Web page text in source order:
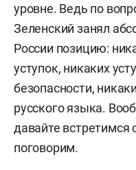
С 2014 по 2018 год —
клуба «Валдай».
клуба».
Член РСМД.
С 2022 года —
уровне. Ведь по
Зеленский занял
России позицию:
уступок, никаких
безопасности,
русского языка.
давайте
поговорим.